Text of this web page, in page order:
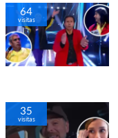
64
visitas
35
visitas